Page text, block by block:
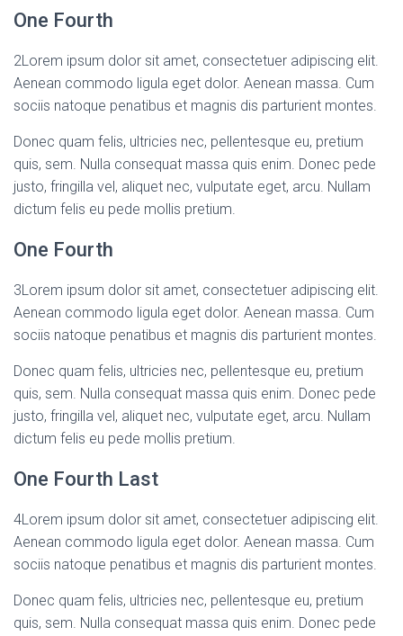
One Fourth
2Lorem ipsum dolor sit amet, consectetuer adipiscing elit.
Aenean commodo ligula eget dolor. Aenean massa. Cum
sociis natoque penatibus et magnis dis parturient montes.
Donec quam felis, ultricies nec, pellentesque eu, pretium
quis, sem. Nulla consequat massa quis enim. Donec pede
justo, fringilla vel, aliquet nec, vulputate eget, arcu. Nullam
dictum felis eu pede mollis pretium.
One Fourth
3Lorem ipsum dolor sit amet, consectetuer adipiscing elit.
Aenean commodo ligula eget dolor. Aenean massa. Cum
sociis natoque penatibus et magnis dis parturient montes.
Donec quam felis, ultricies nec, pellentesque eu, pretium
quis, sem. Nulla consequat massa quis enim. Donec pede
justo, fringilla vel, aliquet nec, vulputate eget, arcu. Nullam
dictum felis eu pede mollis pretium.
One Fourth Last
4Lorem ipsum dolor sit amet, consectetuer adipiscing elit.
Aenean commodo ligula eget dolor. Aenean massa. Cum
sociis natoque penatibus et magnis dis parturient montes.
Donec quam felis, ultricies nec, pellentesque eu, pretium
quis, sem. Nulla consequat massa quis enim. Donec pede